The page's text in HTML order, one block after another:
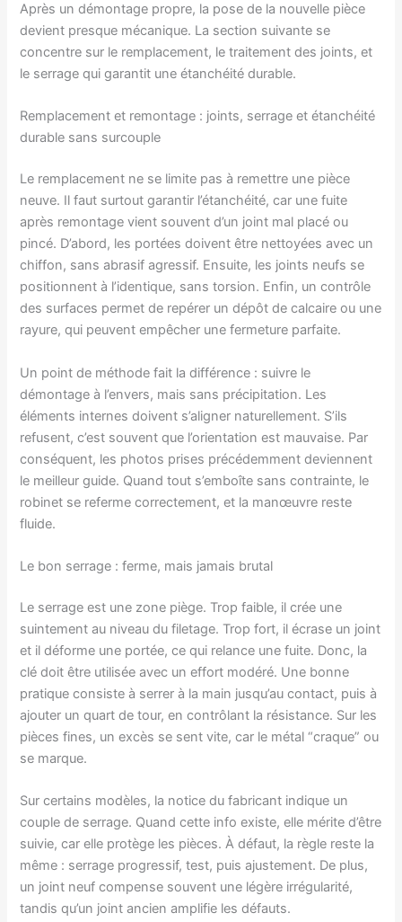
Après un démontage propre, la pose de la nouvelle pièce
devient presque mécanique. La section suivante se
concentre sur le remplacement, le traitement des joints, et
le serrage qui garantit une étanchéité durable.
Remplacement et remontage : joints, serrage et étanchéité
durable sans surcouple
Le remplacement ne se limite pas à remettre une pièce
neuve. Il faut surtout garantir l’étanchéité, car une fuite
après remontage vient souvent d’un joint mal placé ou
pincé. D’abord, les portées doivent être nettoyées avec un
chiffon, sans abrasif agressif. Ensuite, les joints neufs se
positionnent à l’identique, sans torsion. Enfin, un contrôle
des surfaces permet de repérer un dépôt de calcaire ou une
rayure, qui peuvent empêcher une fermeture parfaite.
Un point de méthode fait la différence : suivre le
démontage à l’envers, mais sans précipitation. Les
éléments internes doivent s’aligner naturellement. S’ils
refusent, c’est souvent que l’orientation est mauvaise. Par
conséquent, les photos prises précédemment deviennent
le meilleur guide. Quand tout s’emboîte sans contrainte, le
robinet se referme correctement, et la manœuvre reste
fluide.
Le bon serrage : ferme, mais jamais brutal
Le serrage est une zone piège. Trop faible, il crée une
suintement au niveau du filetage. Trop fort, il écrase un joint
et il déforme une portée, ce qui relance une fuite. Donc, la
clé doit être utilisée avec un effort modéré. Une bonne
pratique consiste à serrer à la main jusqu’au contact, puis à
ajouter un quart de tour, en contrôlant la résistance. Sur les
pièces fines, un excès se sent vite, car le métal “craque” ou
se marque.
Sur certains modèles, la notice du fabricant indique un
couple de serrage. Quand cette info existe, elle mérite d’être
suivie, car elle protège les pièces. À défaut, la règle reste la
même : serrage progressif, test, puis ajustement. De plus,
un joint neuf compense souvent une légère irrégularité,
tandis qu’un joint ancien amplifie les défauts.